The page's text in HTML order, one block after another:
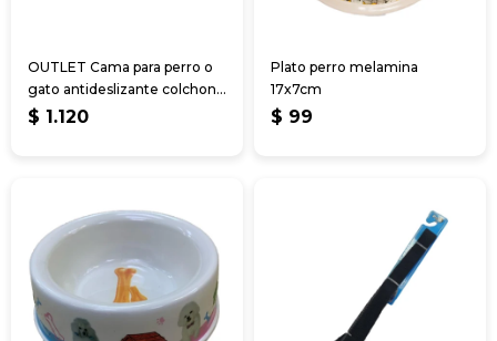
OUTLET Cama para perro o
gato antideslizante colchon
lavable
$ 1.120
Plato perro melamina
17x7cm
$ 99